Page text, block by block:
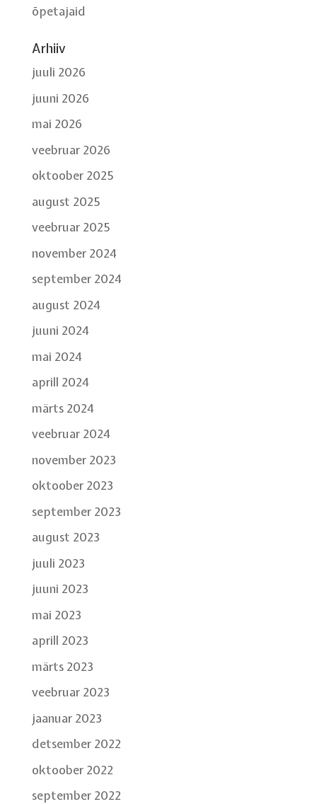
õpetajaid
Arhiiv
juuli 2026
juuni 2026
mai 2026
veebruar 2026
oktoober 2025
august 2025
veebruar 2025
november 2024
september 2024
august 2024
juuni 2024
mai 2024
aprill 2024
märts 2024
veebruar 2024
november 2023
oktoober 2023
september 2023
august 2023
juuli 2023
juuni 2023
mai 2023
aprill 2023
märts 2023
veebruar 2023
jaanuar 2023
detsember 2022
oktoober 2022
september 2022